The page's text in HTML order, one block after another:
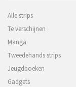
Alle strips
Te verschijnen
Manga
Tweedehands strips
Jeugdboeken
Gadgets